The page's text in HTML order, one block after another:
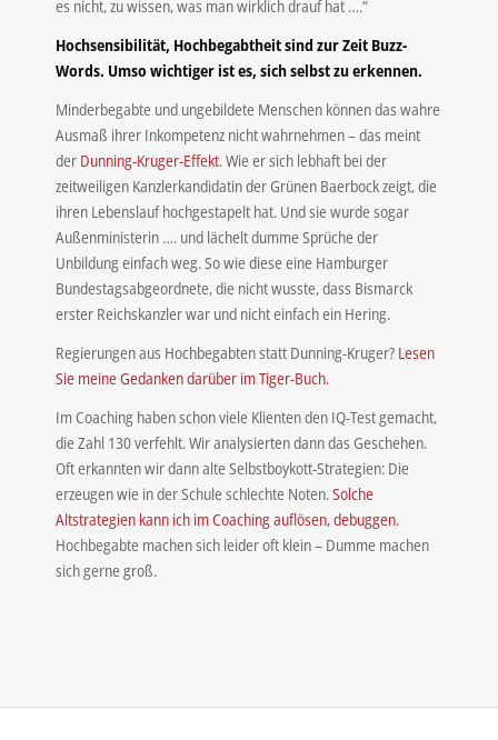
es nicht, zu wissen, was man wirklich drauf hat ….“
Hochsensibilität, Hochbegabtheit sind zur Zeit Buzz-
Words. Umso wichtiger ist es, sich selbst zu erkennen.
Minderbegabte und ungebildete Menschen können das wahre
Ausmaß ihrer Inkompetenz nicht wahrnehmen – das meint
der Dunning-Kruger-Effekt. Wie er sich lebhaft bei der
zeitweiligen Kanzlerkandidatin der Grünen Baerbock zeigt, die
ihren Lebenslauf hochgestapelt hat. Und sie wurde sogar
Außenministerin …. und lächelt dumme Sprüche der
Unbildung einfach weg. So wie diese eine Hamburger
Bundestagsabgeordnete, die nicht wusste, dass Bismarck
erster Reichskanzler war und nicht einfach ein Hering.
Regierungen aus Hochbegabten statt Dunning-Kruger? Lesen
Sie meine Gedanken darüber im Tiger-Buch.
Im Coaching haben schon viele Klienten den IQ-Test gemacht,
die Zahl 130 verfehlt. Wir analysierten dann das Geschehen.
Oft erkannten wir dann alte Selbstboykott-Strategien: Die
erzeugen wie in der Schule schlechte Noten.Solche
Altstrategien kann ich im Coaching auflösen, debuggen.
Hochbegabte machen sich leider oft klein – Dumme machen
sich gerne groß.